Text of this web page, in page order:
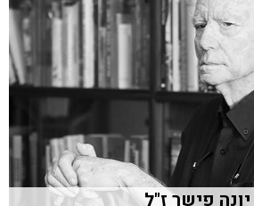
יונה פישר ז"ל